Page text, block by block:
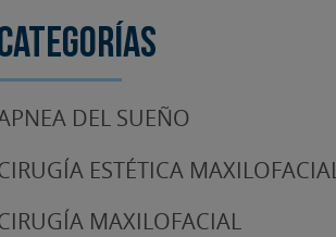
DEL SUEÑO
ESTÉTICA MAXILOFACIAL
MAXILOFACIAL